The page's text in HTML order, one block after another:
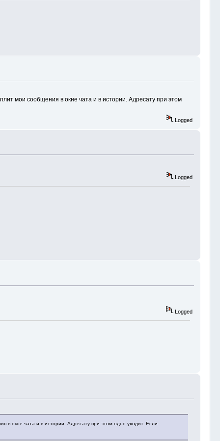
мои сообщения в окне чата и в истории. Адресату при этом
Logged
Logged
Logged
в окне чата и в истории. Адресату при этом одно уходит. Если